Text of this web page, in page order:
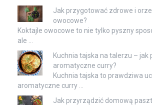
Jak przygotować zdrowe i
owocowe?
Koktajle owocowe to nie tylko pyszny
ale …
Kuchnia tajska na talerzu –
aromatyczne curry?
Kuchnia tajska to prawdziwa
aromatyczne curry …
Jak przyrządzić domową